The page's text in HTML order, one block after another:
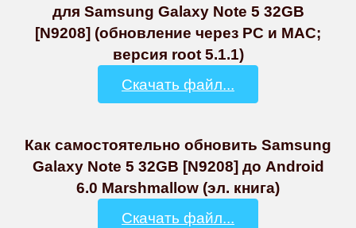
для Samsung Galaxy Note 5 32GB
[N9208] (обновление через PC и MAC;
версия root 5.1.1)
Скачать файл...
Как самостоятельно обновить Samsung
Galaxy Note 5 32GB [N9208] до Android
6.0 Marshmallow (эл. книга)
Скачать файл...